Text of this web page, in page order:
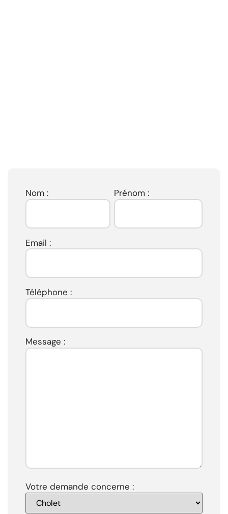
Nom : Prénom :
Email :
Téléphone :
Message :
Votre demande concerne :